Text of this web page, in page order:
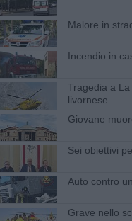
Malore in
Incendio in
Tragedia a
livornese
Giovane
Sei obiettivi
Auto contro
Grave nello